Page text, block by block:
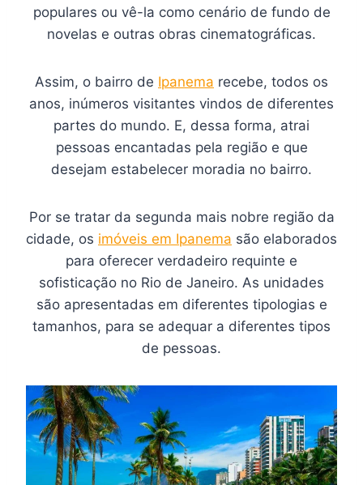
populares ou vê-la como cenário de fundo de
novelas e outras obras cinematográficas.
Assim, o bairro de Ipanema recebe, todos os
anos, inúmeros visitantes vindos de diferentes
partes do mundo. E, dessa forma, atrai
pessoas encantadas pela região e que
desejam estabelecer moradia no bairro.
Por se tratar da segunda mais nobre região da
cidade, os imóveis em Ipanema são elaborados
para oferecer verdadeiro requinte e
sofisticação no Rio de Janeiro. As unidades
são apresentadas em diferentes tipologias e
tamanhos, para se adequar a diferentes tipos
de pessoas.